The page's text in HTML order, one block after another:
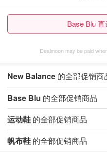
Base Blu
Dealmoon may be paid
New Balance 的全部促销商
Base Blu 的全部促销商品
运动鞋 的全部促销商品
帆布鞋 的全部促销商品